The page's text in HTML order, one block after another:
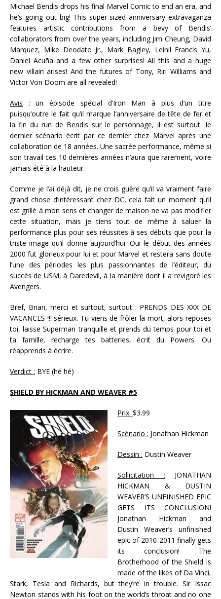
Michael Bendis drops his final Marvel Comic to end an era, and
he’s going out big! This super-sized anniversary extravaganza
features artistic contributions from a bevy of Bendis’
collaborators from over the years, including Jim Cheung, David
Marquez, Mike Deodato Jr., Mark Bagley, Leinil Francis Yu,
Daniel Acuña and a few other surprises! All this and a huge
new villain arises! And the futures of Tony, Riri Williams and
Victor Von Doom are all revealed!
Avis : un épisode spécial d’Iron Man à plus d’un titre
puisqu’outre le fait qu’il marque l’anniversaire de tête de fer et
la fin du run de Bendis sur le personnage, il est surtout…le
dernier scénario écrit par ce dernier chez Marvel après une
collaboration de 18 années. Une sacrée performance, même si
son travail ces 10 dernières années n’aura que rarement, voire
jamais été à la hauteur.
Comme je l’ai déjà dit, je ne crois guère qu’il va vraiment faire
grand chose d’intéressant chez DC, cela fait un moment qu’il
est grillé à mon sens et changer de maison ne va pas modifier
cette situation, mais je tiens tout de même à saluer la
performance plus pour ses réussites à ses débuts que pour la
triste image qu’il donne aujourd’hui. Oui le début des années
2000 fut glorieux pour lui et pour Marvel et restera sans doute
l’une des périodes les plus passionnantes de l’éditeur, du
succès de USM, à Daredevil, à la manière dont il a revigoré les
Avengers.
Bref, Brian, merci et surtout, surtout : PRENDS DES XXX DE
VACANCES !!! sérieux. Tu viens de frôler la mort, alors reposes
toi, laisse Superman tranquille et prends du temps pour toi et
ta famille, recharge tes batteries, écrit du Powers. Ou
réapprends à écrire.
Verdict : BYE (hé hé)
SHIELD BY HICKMAN AND WEAVER #5
Prix :$3.99
Scénario : Jonathan Hickman
Dessin : Dustin Weaver
Sollicitation : JONATHAN
HICKMAN & DUSTIN
WEAVER’S UNFINISHED EPIC
GETS ITS CONCLUSION!
Jonathan Hickman and
Dustin Weaver’s unfinished
epic of 2010-2011 finally gets
its conclusion! The
Brotherhood of the Shield is
made of the likes of Da Vinci,
Stark, Tesla and Richards, but they’re in trouble. Sir Issac
Newton stands with his foot on the world’s throat and no one